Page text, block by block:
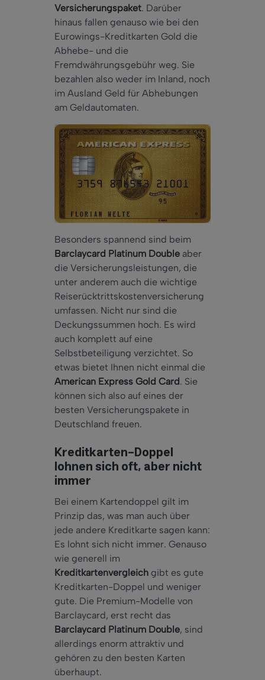
Versicherungspaket. Darüber
hinaus fallen genauso wie bei den
Eurowings-Kreditkarten Gold die
Abhebe- und die
Fremdwährungsgebühr weg. Sie
bezahlen also weder im Inland, noch
im Ausland Geld für Abhebungen
am Geldautomaten.
Besonders spannend sind beim
Barclaycard Platinum Double aber
die Versicherungsleistungen, die
unter anderem auch die wichtige
Reiserücktrittskostenversicherung
umfassen. Nicht nur sind die
Deckungssummen hoch. Es wird
auch komplett auf eine
Selbstbeteiligung verzichtet. So
etwas bietet Ihnen nicht einmal die
American Express Gold Card. Sie
können sich also auf eines der
besten Versicherungspakete in
Deutschland freuen.
Kreditkarten-Doppel
lohnen sich oft, aber nicht
immer
Bei einem Kartendoppel gilt im
Prinzip das, was man auch über
jede andere Kreditkarte sagen kann:
Es lohnt sich nicht immer. Genauso
wie generell im
Kreditkartenvergleich gibt es gute
Kreditkarten-Doppel und weniger
gute. Die Premium-Modelle von
Barclaycard, erst recht das
Barclaycard Platinum Double, sind
allerdings enorm attraktiv und
gehören zu den besten Karten
überhaupt.